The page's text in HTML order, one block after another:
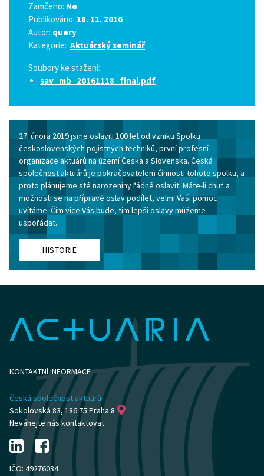
Zamčeno: Ne
Publikováno: 18. 11. 2016
Autor: query
Kategorie: Aktuárský seminář
Soubory ke stažení:
sav_mb_20161118_final.pdf
27. února 2019 jsme oslavili 100 let od vzniku Spolku
československých pojistných techniků, první profesní
organizace aktuárů na území Česka a Slovenska. Česká
společnost aktuárů je pokračovatelem činnosti tohoto spolku, a
proto plánujeme sté narozeniny řádně oslavit. Máte-li chuť a
možnosti se na přípravě oslav podílet, velmi Vaši pomoc
uvítáme. Čím více Vás bude, tím lepší oslavy můžeme
uspořádat.
HISTORIE
KONTAKTNÍ INFORMACE
Česká společnost aktuárů
Sokolovská 83, 186 75 Praha 8
Neváhejte nás kontaktovat
IČO: 49276034